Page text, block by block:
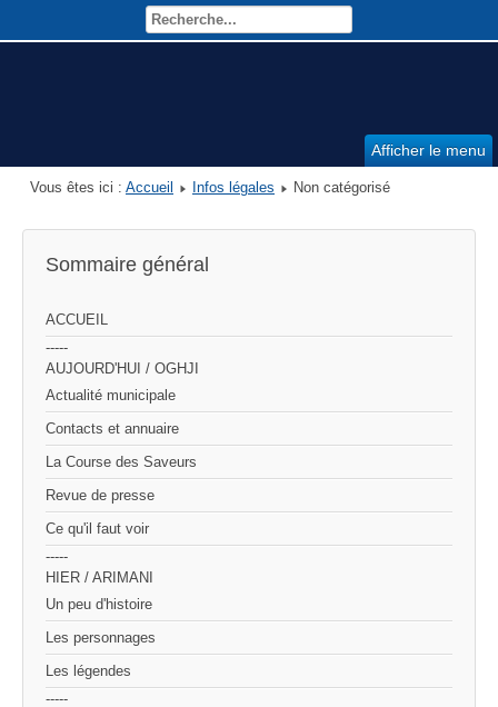
Afficher le menu
Vous êtes ici : Accueil Infos légales Non catégorisé
Sommaire général
ACCUEIL
-----
AUJOURD'HUI / OGHJI
Actualité municipale
Contacts et annuaire
La Course des Saveurs
Revue de presse
Ce qu'il faut voir
-----
HIER / ARIMANI
Un peu d'histoire
Les personnages
Les légendes
-----